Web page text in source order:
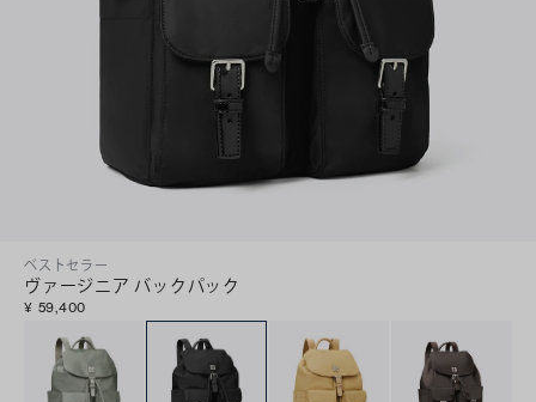
ベストセラー
ヴァージニア バックパック
¥ 59,400